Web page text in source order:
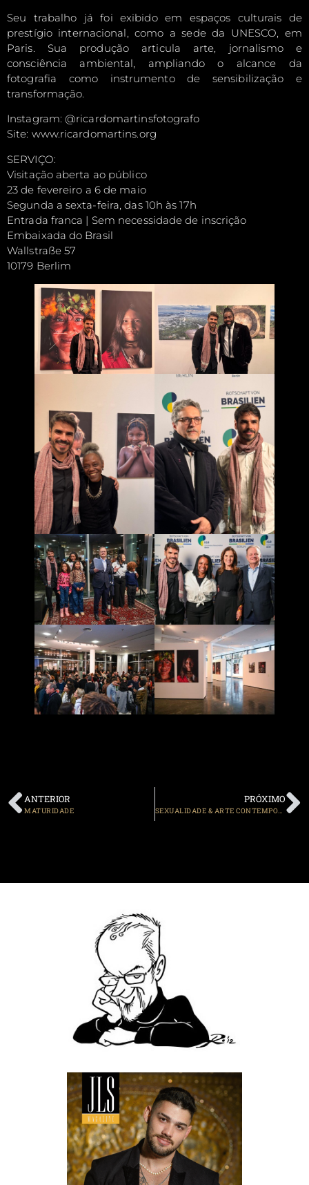
Seu trabalho já foi exibido em espaços culturais de
prestígio internacional, como a sede da UNESCO, em
Paris. Sua produção articula arte, jornalismo e
consciência ambiental, ampliando o alcance da
fotografia como instrumento de sensibilização e
transformação.
Instagram: @ricardomartinsfotografo
Site: www.ricardomartins.org
SERVIÇO:
Visitação aberta ao público
23 de fevereiro a 6 de maio
Segunda a sexta-feira, das 10h às 17h
Entrada franca | Sem necessidade de inscrição
Embaixada do Brasil
Wallstraße 57
10179 Berlim
ANTERIOR
MATURIDADE
PRÓXIMO